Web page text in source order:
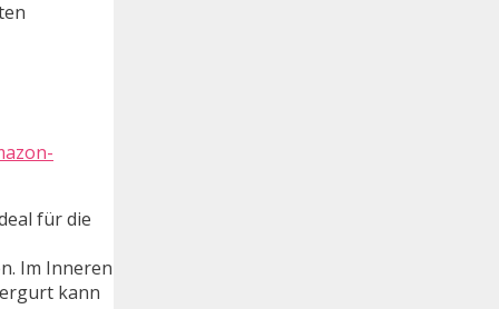
für die
Im Inneren
kann